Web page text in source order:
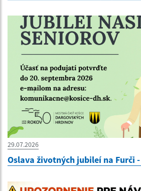
29.07.2026
Oslava životných jubileí na Furči